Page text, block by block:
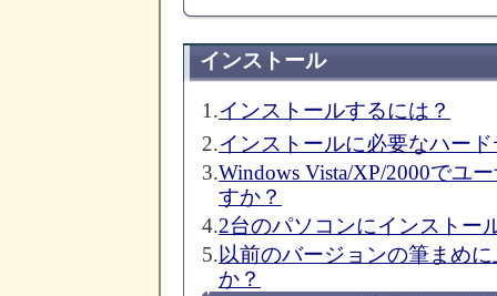
インストール
1.インストールするには？
2.インストールに必要なハー
3.Windows Vista/XP/2000でユ
すか？
4.2台のパソコンにインストー
5.以前のバージョンの筆まめ
か？